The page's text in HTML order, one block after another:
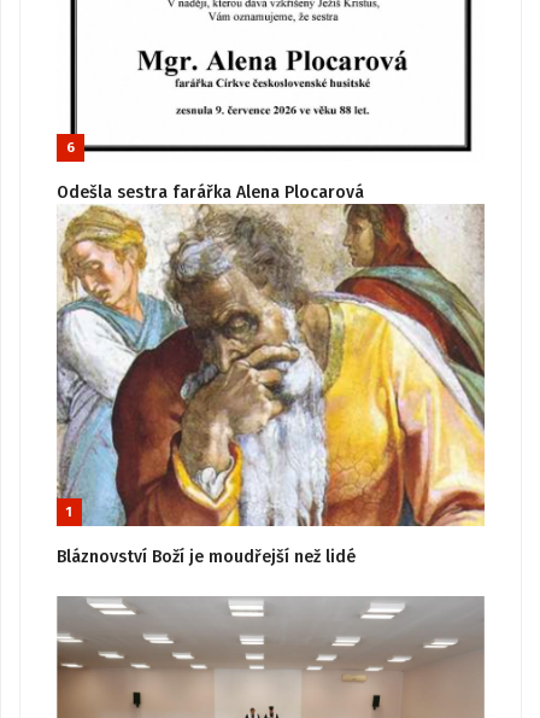
6
Odešla sestra farářka Alena Plocarová
1
Bláznovství Boží je moudřejší než lidé